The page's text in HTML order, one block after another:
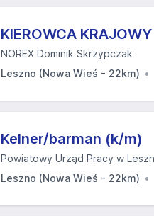
KIEROWCA
NOREX Dominik Skrzypczak
Leszno (Nowa Wieś - 22km)
Kelner/barman (k/m)
Powiatowy Urząd Pracy w
Leszno (Nowa Wieś - 22km)